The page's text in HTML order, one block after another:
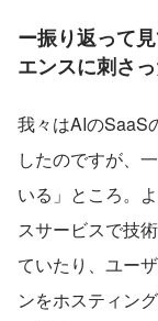
ー振り返って
エンスに刺さ
我々はAIのSaaS
したのですが、
いる」ところ。
スサービスで技
ていたり、ユー
ンをホスティン